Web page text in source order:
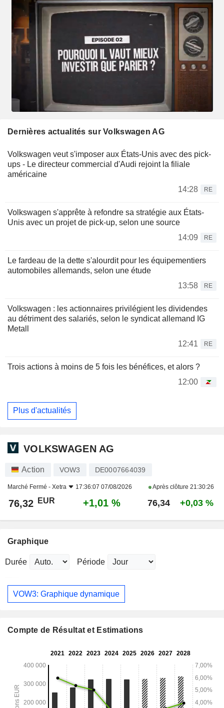
Dernières actualités sur Volkswagen AG
Volkswagen veut s'imposer aux États-Unis avec des pick-
ups - Le directeur commercial d'Audi rejoint la filiale
américaine
14:28
RE
Volkswagen s'apprête à refondre sa stratégie aux États-
Unis avec un projet de pick-up, selon une source
14:09
RE
Le fardeau de la dette s'alourdit pour les équipementiers
automobiles allemands, selon une étude
13:58
RE
Volkswagen : les actionnaires privilégient les dividendes
au détriment des salariés, selon le syndicat allemand IG
Metall
12:41
RE
Trois actions à moins de 5 fois les bénéfices, et alors ?
12:00
Plus d'actualités
VOLKSWAGEN AG
Action VOW3 DE0007664039
Marché Fermé - Xetra 17:36:07 07/08/2026 Après clôture 21:30:26
76,32 EUR +1,01 % 76,34 +0,03 %
Graphique
Durée Période
VOW3: Graphique dynamique
Compte de Résultat et Estimations